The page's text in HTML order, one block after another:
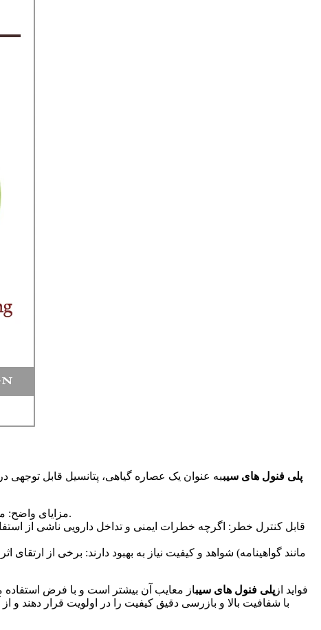
پلی فنول های سیببه عنوان یک عصاره گیاهی، پتانسیل قابل توجهی
مزایای واضح: مزایای اصلی سلامت (مانند محافظت از قلب و عروق و تنظیم متابولیک) مبنای تجربی دارد و با روند مصرف مواد طبیعی مطابقت دارد.
شواهد و کیفیت نیاز به بهبود دارند: برخی از ارتقای
فواید از پلی فنول های سیباز معایب آن بیشتر است و با فرض
با شفافیت بالا و بازرسی دقیق کیفیت را در اولویت قرار دهند و